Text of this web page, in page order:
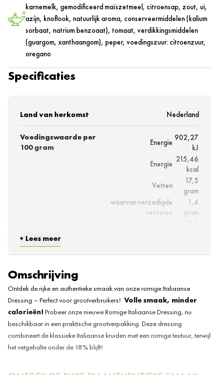
karnemelk, gemodificeerd maïszetmeel, citroensap, zout, ui,
azijn, knoflook, natuurlijk aroma, conserveermiddelen (kalium
sorbaat, natrium benzoaat), tomaat, verdikkingsmiddelen
(guargom, xanthaangom), peper, voedingszuur: citroenzuur,
oregano
Specificaties
Land van herkomst Nederland
Voedingswaarde per
100 gram
Energie
902,27
kJ
Energie
215,46
kcal
Vetten
17,5
gram
waarvan verzadigde
vetzuren
1,4
gram
1,7
gram
Zout
1,2
gram
Lees meer
Omschrijving
Ontdek de rijke en authentieke smaak van onze romige Italiaanse
Dressing – Perfect voor grootverbruikers! Volle smaak, minder
calorieën! Probeer onze nieuwe Romige Italiaanse Dressing, nu
beschikbaar in een praktische grootverpakking. Deze dressing
combineert de klassieke Italiaanse kruiden met een romige textuur, terwijl
het vetgehalte onder de 18% blijft!